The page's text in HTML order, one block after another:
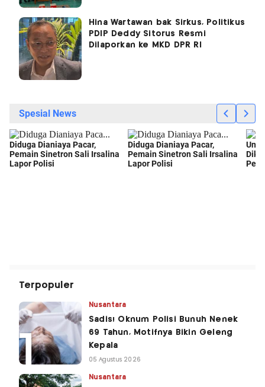
Hina Wartawan bak Sirkus, Politikus
PDIP Deddy Sitorus Resmi
Dilaporkan ke MKD DPR RI
Terpopuler
Nusantara
Sadis! Oknum Polisi Bunuh Nenek
69 Tahun, Motifnya Bikin Geleng
Kepala
05 Agustus 2026
Nusantara